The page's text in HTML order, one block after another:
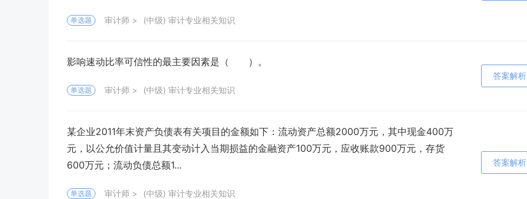
单选题 审计师 (中级) 审计专业相关知识
影响速动比率可信性的最主要因素是（ ）。
单选题 审计师 (中级) 审计专业相关知识
答案解析
某企业2011年末资产负债表有关项目的金额如下：流动资产总额2000万元，其中现金400万
元，以公允价值计量且其变动计入当期损益的金融资产100万元，应收账款900万元，存货
600万元；流动负债总额1...
单选题 审计师 (中级) 审计专业相关知识
答案解析